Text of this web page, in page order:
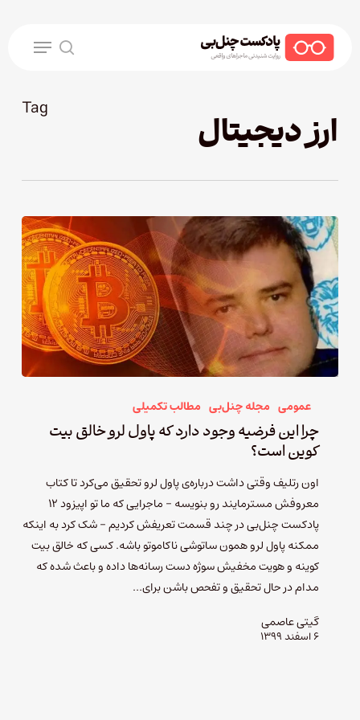
search
Menu
Tag
ارز دیجیتال
عمومی مجله چنل‌بی مطالب تکمیلی
چرا این فرضیه وجود دارد که پاول لرو خالق بیت
کوین است؟
اون رتلیف وقتی داشت درباره‌ی پاول لرو تحقیق می‌کرد تا کتاب
معروفش مسترمایند رو بنویسه - ماجرایی که ما تو اپیزود ۱۲
پادکست چنل‌بی در چند قسمت تعریفش کردیم - شک کرد به اینکه
ممکنه پاول لرو همون ساتوشی ناکاموتو باشه. کسی که خالق بیت
کوینه و هویت مخفیش سوژه دست رسانه‌ها داده و باعث شده که
مدام در حال تحقیق و تفحص باشن برای…
گیتی عاصمی
۶ اسفند ۱۳۹۹